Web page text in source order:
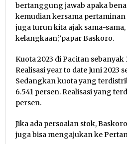
bertanggung jawab apaka
kemudian kersama
juga turun kita ajak sama-
kelangkaan,”papar Baskoro.
Kuota 2023 di Pacitan sebanyak
Realisasi year to date Juni 2023
Sedangkan kuota yang
6.541 persen. Realisasi yang
persen.
Jika ada persoalan stok,
juga bisa mengajukan ke